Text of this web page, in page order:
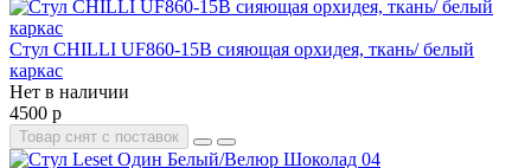
Стул CHILLI UF860-15B сияющая орхидея, ткань/ белый
каркас
Нет в наличии
4500 р
Товар снят с поставок